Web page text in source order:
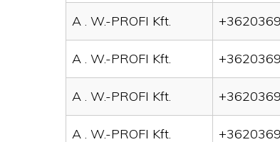
A . W.-PROFI Kft.
A . W.-PROFI Kft.
A . W.-PROFI Kft.
A . W.-PROFI Kft.